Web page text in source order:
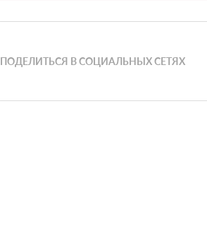
ПОДЕЛИТЬСЯ В СОЦИАЛЬНЫХ СЕТЯХ